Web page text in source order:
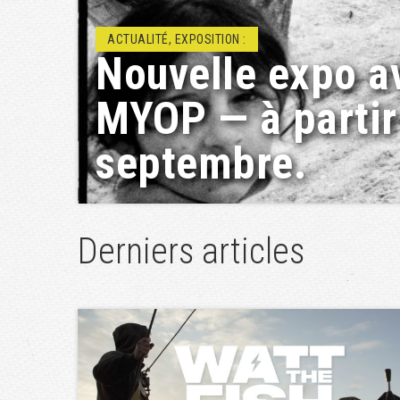
ACTUALITÉ, RENCONTRE/DÉBAT :
Projets
Géopolis
Derniers articles